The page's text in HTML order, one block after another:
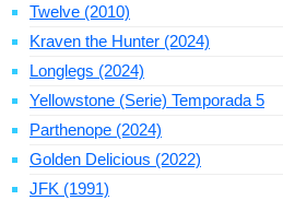
Twelve (2010)
Kraven the Hunter (2024)
Longlegs (2024)
Yellowstone (Serie) Temporada 5
Parthenope (2024)
Golden Delicious (2022)
JFK (1991)